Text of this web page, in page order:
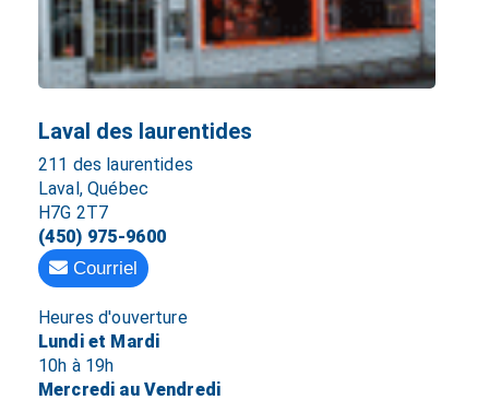
Laval des laurentides
211 des laurentides
Laval, Québec
H7G 2T7
(450) 975-9600
Courriel
Heures d'ouverture
Lundi et Mardi
10h à 19h
Mercredi au Vendredi